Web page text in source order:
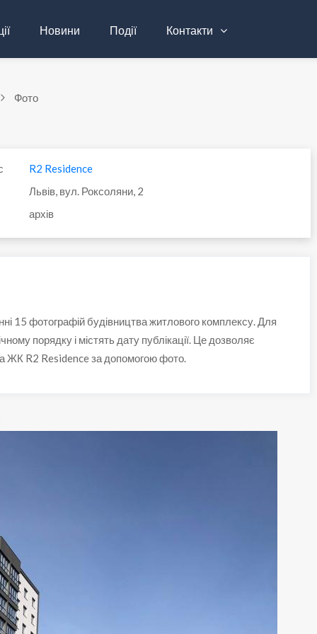
Новини Події Контакти
Фото
R2 Residence
Львів, вул. Роксоляни, 2
архів
15 фотографій будівництва житлового комплексу. Для
порядку і містять дату публікації. Це дозволяє
ЖК R2 Residence за допомогою фото.